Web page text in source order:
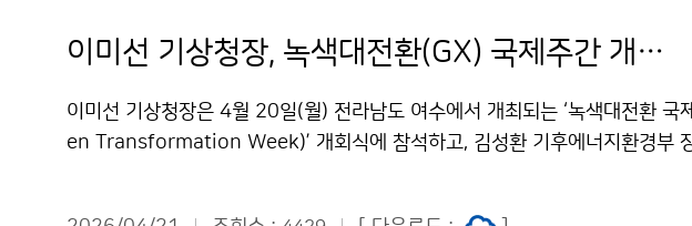
이미선 기상청장, 녹색대전환(GX) 국제주간 개회식 참석
이미선 기상청장은 4월 20일(월) 전라남도 여수에서 개최되는 ‘녹색대전환 국
en Transformation Week)’ 개회식에 참석하고, 김성환 기후에너지환경부